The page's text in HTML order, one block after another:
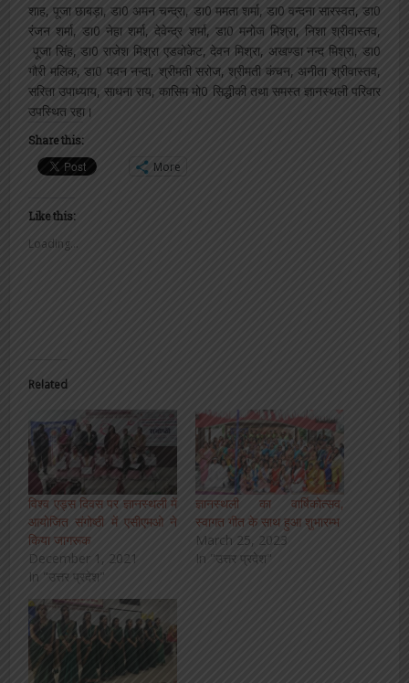
शाह, पूजा छाबड़ा, डा0 अमन चन्द्रा, डा0 ममता शर्मा, डा0 वन्दना सारस्वत, डा0
रंजन शर्मा, डा0 नेहा शर्मा, देवेन्द्र शर्मा, डा0 मनोज मिश्रा, निशा श्रीवास्तव,
पूजा सिंह, डा0 राजेश मिश्रा एडवोकेट, देवन मिश्रा, अखण्डा नन्द मिश्रा, डा0
गौरी मलिक, डा0 पवन नन्दा, श्रीमती सरोज, श्रीमती कंचन, अनीता श्रीवास्तव,
सरिता उपाध्याय, साधना राय, कासिम मो0 सिद्धीकी तथा समस्त ज्ञानस्थली परिवार
उपस्थित रहा।
Share this:
More
Like this:
Loading...
Related
विश्व एड्स दिवस पर ज्ञानस्थली में
आयोजित संगोष्ठी में एसीएमओ ने
किया जागरूक
December 1, 2021
In "उत्तर प्रदेश"
ज्ञानस्थली का वार्षिकोत्सव,
स्वागत गीत के साथ हुआ शुभारम्भ
March 25, 2023
In "उत्तर प्रदेश"